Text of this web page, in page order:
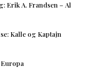
Erik A. Frandsen – Al
Kalle og Kaptajn